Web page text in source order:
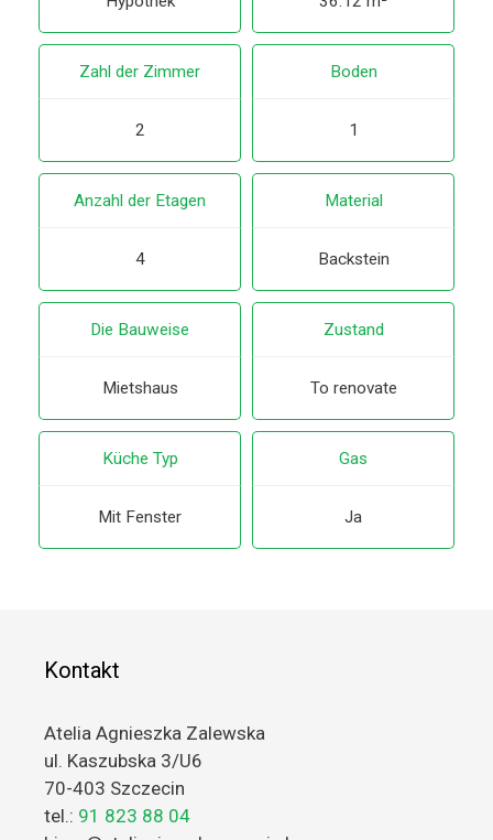
Zahl der Zimmer
2
Boden
1
Anzahl der Etagen
4
Material
Backstein
Die Bauweise
Mietshaus
Zustand
To renovate
Küche Typ
Mit Fenster
Gas
Ja
Kontakt
Atelia Agnieszka Zalewska
ul. Kaszubska 3/U6
70-403 Szczecin
tel.: 91 823 88 04